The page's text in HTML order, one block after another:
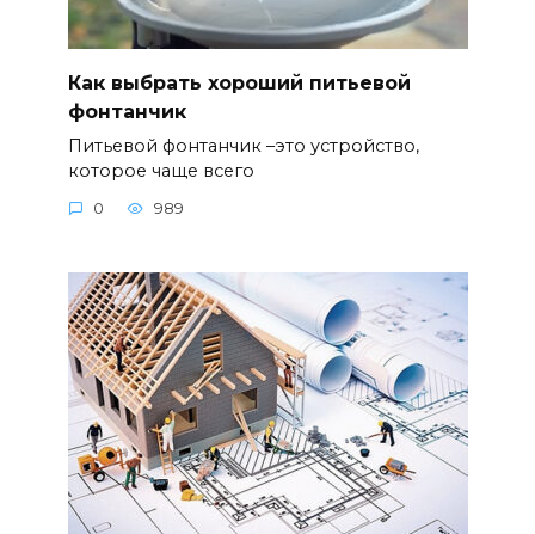
Как выбрать хороший питьевой
фонтанчик
Питьевой фонтанчик –это устройство,
которое чаще всего
0 989